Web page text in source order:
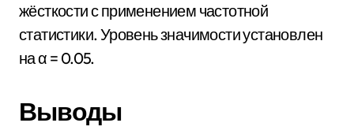
жёсткости с применением частотной
статистики. Уровень значимости установлен
на α = 0.05.
Выводы